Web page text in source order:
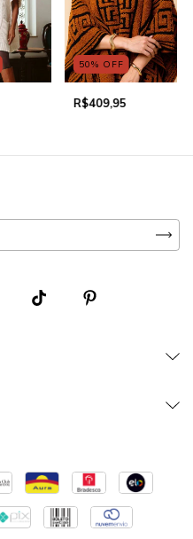
50% OFF
R$409,95